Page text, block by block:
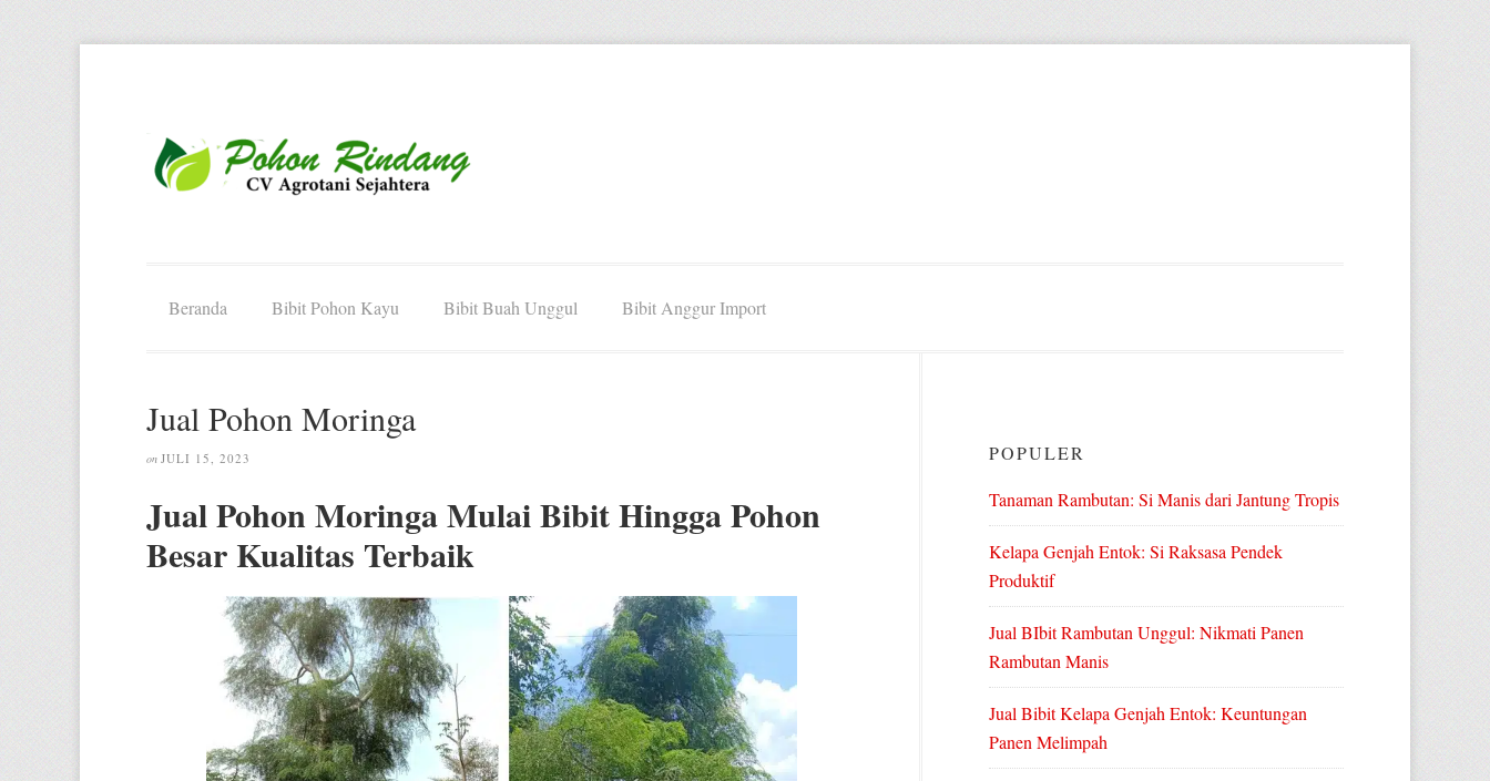
Beranda Bibit Pohon Kayu Bibit Buah Unggul Bibit Anggur Import
Jual Pohon Moringa
on JULI 15, 2023
Jual Pohon Moringa Mulai Bibit Hingga Pohon
Besar Kualitas Terbaik
POPULER
Tanaman Rambutan: Si Manis dari Jantung Tropis
Kelapa Genjah Entok: Si Raksasa Pendek
Produktif
Jual BIbit Rambutan Unggul: Nikmati Panen
Rambutan Manis
Jual Bibit Kelapa Genjah Entok: Keuntungan
Panen Melimpah